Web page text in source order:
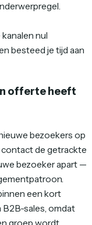
nul
besteed je tijd aan
offerte heeft
bezoekers op
de getrackte
bezoeker apart —
een kort
sales, omdat
groep wordt